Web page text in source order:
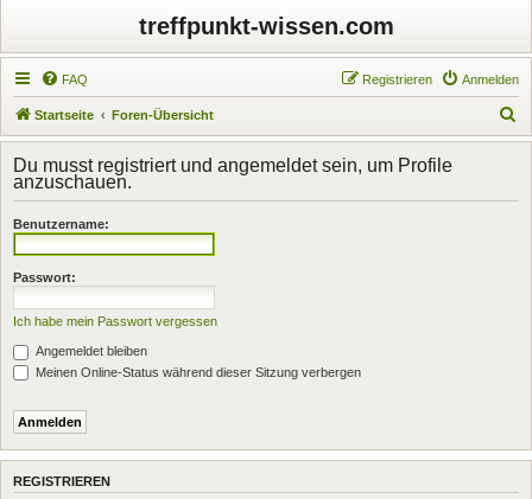
treffpunkt-wissen.com
FAQ Anmelden
Registrieren
Startseite Foren-Übersicht
u
h
Du musst registriert und angemeldet sein, um Profile
anzuschauen.
Benutzername:
Passwort:
Ich habe mein Passwort vergessen
Angemeldet bleiben
Meinen Online-Status während dieser Sitzung verbergen
REGISTRIEREN